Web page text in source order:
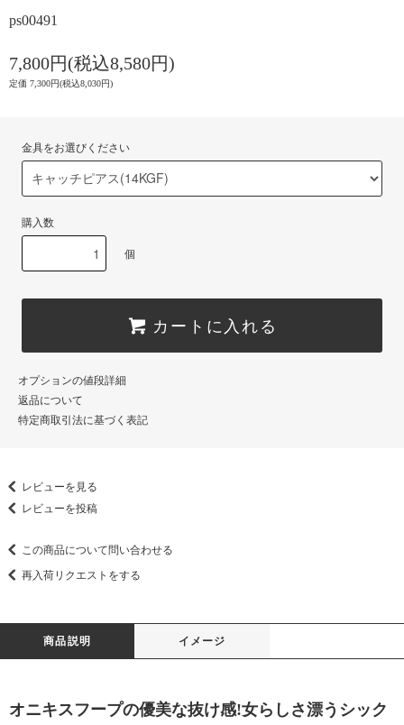
ps00491
7,800円(税込8,580円)
定価 7,300円(税込8,030円)
金具をお選びください
購入数
個
カートに入れる
オプションの値段詳細
返品について
特定商取引法に基づく表記
レビューを見る
レビューを投稿
この商品について問い合わせる
再入荷リクエストをする
商品説明 イメージ
オニキスフープの優美な抜け感!女らしさ漂うシック